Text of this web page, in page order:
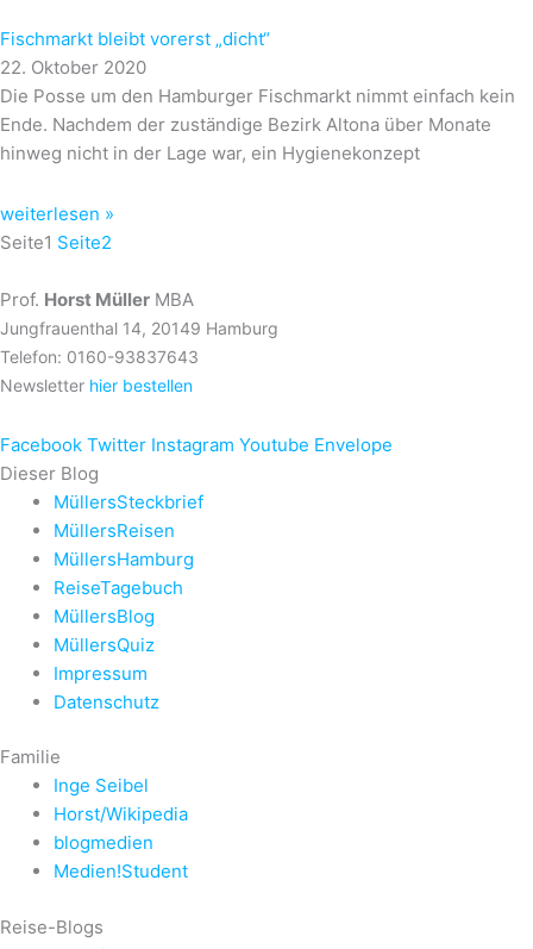
Fischmarkt bleibt vorerst „dicht“
22. Oktober 2020
Die Posse um den Hamburger Fischmarkt nimmt einfach kein
Ende. Nachdem der zuständige Bezirk Altona über Monate
hinweg nicht in der Lage war, ein Hygienekonzept
weiterlesen »
Seite1 Seite2
Prof. Horst Müller MBA
Jungfrauenthal 14, 20149 Hamburg
Telefon: 0160-93837643
Newsletter hier bestellen
Facebook Twitter Instagram Youtube Envelope
Dieser Blog
MüllersSteckbrief
MüllersReisen
MüllersHamburg
ReiseTagebuch
MüllersBlog
MüllersQuiz
Impressum
Datenschutz
Familie
Inge Seibel
Horst/Wikipedia
blogmedien
Medien!Student
Reise-Blogs